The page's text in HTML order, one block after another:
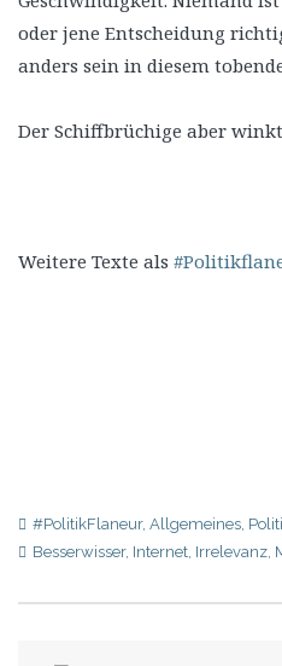
oder jene Entscheidung
anders sein in diesem
Der Schiffbrüchige aber
Weitere Texte als
#PolitikFlaneur, Allgemeines
Besserwisser, Internet Irrelevanz